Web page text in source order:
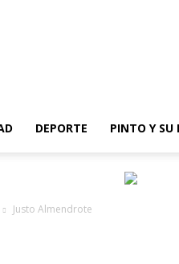
DEPORTE PINTO Y SU
Justo Almendrote